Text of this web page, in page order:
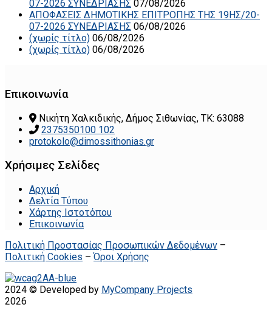
07-2026 ΣΥΝΕΔΡΙΑΣΗΣ 07/08/2026
ΑΠΟΦΑΣΕΙΣ ΔΗΜΟΤΙΚΗΣ ΕΠΙΤΡΟΠΗΣ ΤΗΣ 19ΗΣ/20-
07-2026 ΣΥΝΕΔΡΙΑΣΗΣ 06/08/2026
(χωρίς τίτλο) 06/08/2026
(χωρίς τίτλο) 06/08/2026
Επικοινωνία
Νικήτη Χαλκιδικής, Δήμος Σιθωνίας, ΤΚ: 63088
2375350100 102
protokolo@dimossithonias.gr
Χρήσιμες Σελίδες
Αρχική
Δελτία Τύπου
Χάρτης Ιστοτόπου
Επικοινωνία
Πολιτική Προστασίας Προσωπικών Δεδομένων –
Πολιτική Cookies –Όροι Χρήσης
2024 © Developed by MyCompany Projects
2026